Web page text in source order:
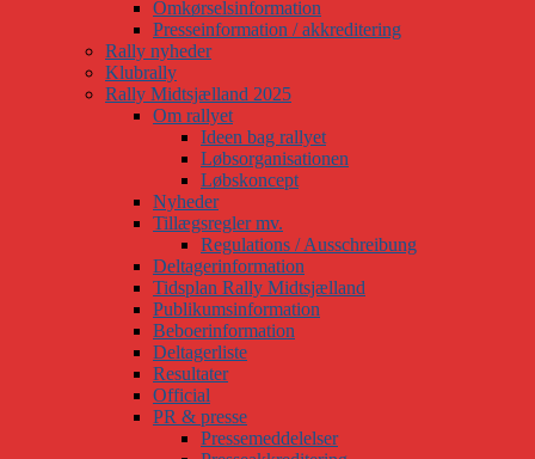
Omkørselsinformation
Presseinformation / akkreditering
Rally nyheder
Klubrally
Rally Midtsjælland 2025
Om rallyet
Ideen bag rallyet
Løbsorganisationen
Løbskoncept
Nyheder
Tillægsregler mv.
Regulations / Ausschreibung
Deltagerinformation
Tidsplan Rally Midtsjælland
Publikumsinformation
Beboerinformation
Deltagerliste
Resultater
Official
PR & presse
Pressemeddelelser